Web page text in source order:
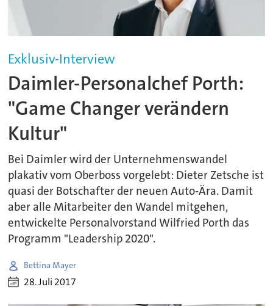
Exklusiv-Interview
Daimler-Personalchef Porth:
"Game Changer verändern
Kultur"
Bei Daimler wird der Unternehmenswandel
plakativ vom Oberboss vorgelebt: Dieter Zetsche ist
quasi der Botschafter der neuen Auto-Ära. Damit
aber alle Mitarbeiter den Wandel mitgehen,
entwickelte Personalvorstand Wilfried Porth das
Programm "Leadership 2020".
Bettina Mayer
28. Juli 2017